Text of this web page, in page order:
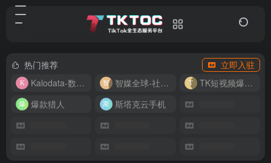
热门推荐
立即入驻
Kalodata-数据分析平台
智媒全球-社媒管理平台
TK短视频爆款复刻
爆款猎人
斯塔克云手机